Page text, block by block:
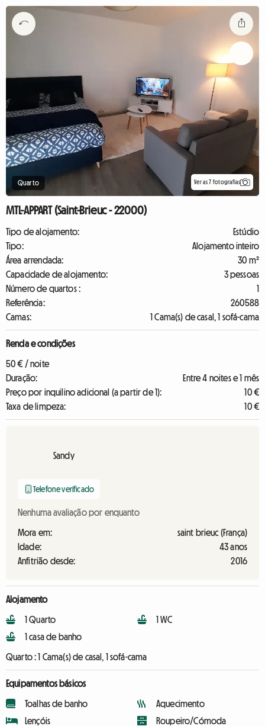
Quarto Ver as 7 fotografias
MTL-APPART (Saint-Brieuc - 22000)
Tipo de alojamento:
Estúdio
Tipo:
Alojamento inteiro
Área arrendada:
30 m²
Capacidade de alojamento:
3 pessoas
Número de quartos :
1
Referência:
260588
Camas:
1 Cama(s) de casal, 1 sofá-cama
Renda e condições
50 € / noite
Duração:
Entre 4 noites e 1 mês
Preço por inquilino adicional (a partir de 1):
10 €
Taxa de limpeza:
10 €
Sandy
Telefone verificado
Nenhuma avaliação por enquanto
Mora em:
saint brieuc (França)
Idade:
43 anos
Anfitrião desde:
2016
Alojamento
1 Quarto
1 casa de banho
1 WC
Quarto :1 Cama(s) de casal, 1 sofá-cama
Equipamentos básicos
Toalhas de banho
Lençóis
Aquecimento
Roupeiro/Cómoda